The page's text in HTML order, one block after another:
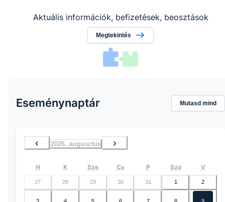
Aktuális információk, befizetések, beosztások
Megtekintés
Eseménynaptár Mutasd mind
‹ 2026. augusztus ›
H K Sze Cs P Szo V
27 28 29 30 31 1 2
3 4 5 6 7 8 9